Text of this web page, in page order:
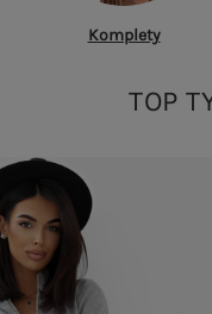
Komplety
TOP